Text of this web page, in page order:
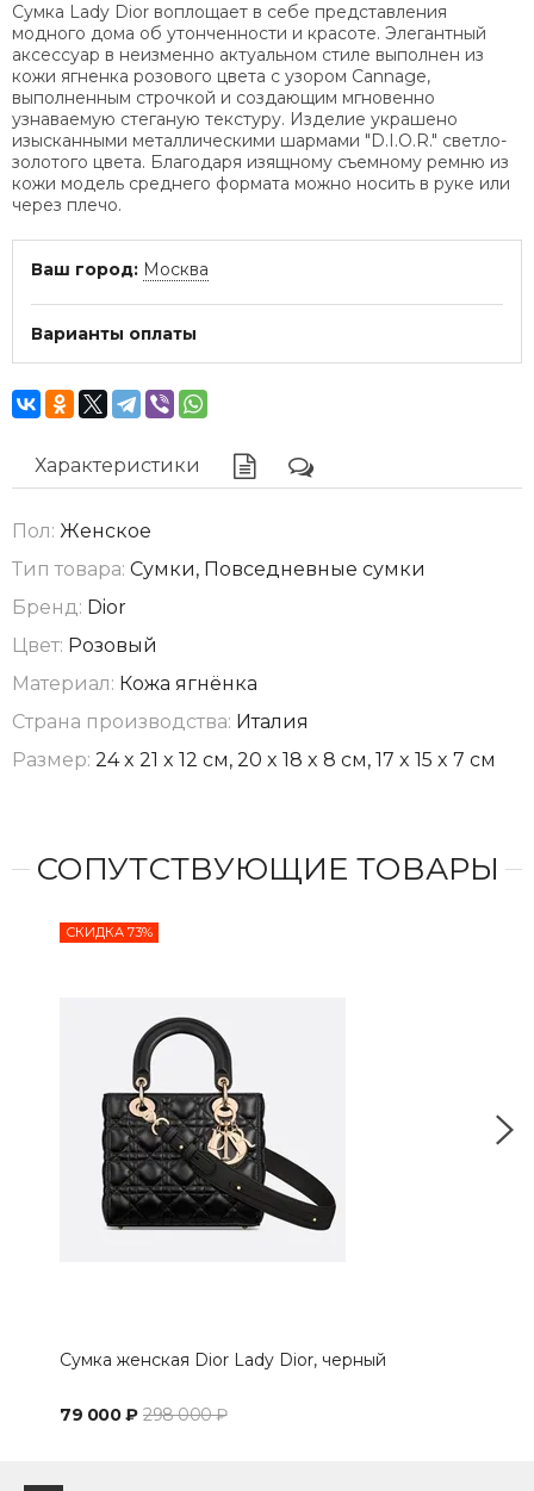
Сумка Lady Dior воплощает в себе представления
модного дома об утонченности и красоте. Элегантный
аксессуар в неизменно актуальном стиле выполнен из
кожи ягненка розового цвета с узором Cannage,
выполненным строчкой и создающим мгновенно
узнаваемую стеганую текстуру. Изделие украшено
изысканными металлическими шармами "D.I.O.R." светло-
золотого цвета. Благодаря изящному съемному ремню из
кожи модель среднего формата можно носить в руке или
через плечо.
Ваш город: Москва
Варианты оплаты
Характеристики
Пол: Женское
Тип товара: Сумки, Повседневные сумки
Бренд: Dior
Цвет: Розовый
Материал: Кожа ягнёнка
Страна производства: Италия
Размер: 24 x 21 x 12 см, 20 x 18 x 8 см, 17 x 15 x 7 см
СОПУТСТВУЮЩИЕ ТОВАРЫ
СКИДКА 73%
Сумка женская Dior Lady Dior, черный
79 000 ₽ 298 000 ₽